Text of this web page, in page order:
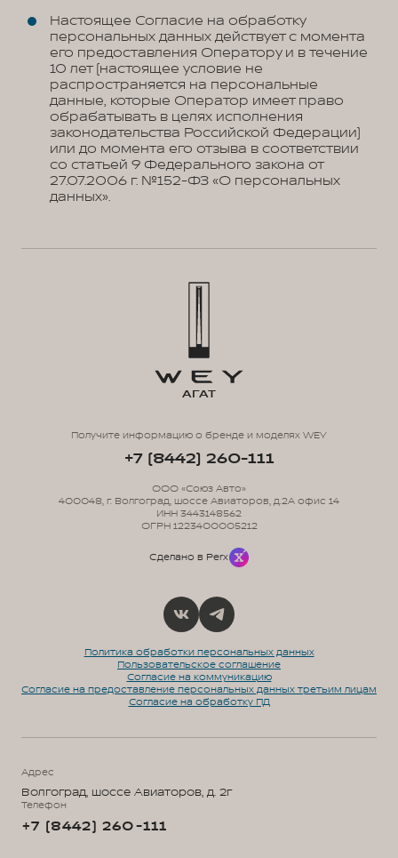
Настоящее Согласие на обработку
персональных данных действует с момента
его предоставления Оператору и в течение
10 лет (настоящее условие не
распространяется на персональные
данные, которые Оператор имеет право
обрабатывать в целях исполнения
законодательства Российской Федерации)
или до момента его отзыва в соответствии
со статьей 9 Федерального закона от
27.07.2006 г. №152-ФЗ «О персональных
данных».
Политика обработки персональных данных
Пользовательское соглашение
Согласие на коммуникацию
Согласие на предоставление персональных данных третьим лицам
Согласие на обработку ПД
АГАТ
Получите информацию о бренде и моделях WEY
+7 (8442) 260-111
ООО «Союз Авто»
400048, г. Волгоград, шоссе Авиаторов, д.2А офис 14
ИНН 3443148562
ОГРН 1223400005212
Сделано в Perx
Адрес
Волгоград, шоссе Авиаторов, д. 2г
Телефон
+7 (8442) 260-111